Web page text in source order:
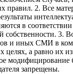
правил. 2. Все
в
собственности. 3.
и иных СМИ в
целях, а равно их
модифицирование
запрещены.